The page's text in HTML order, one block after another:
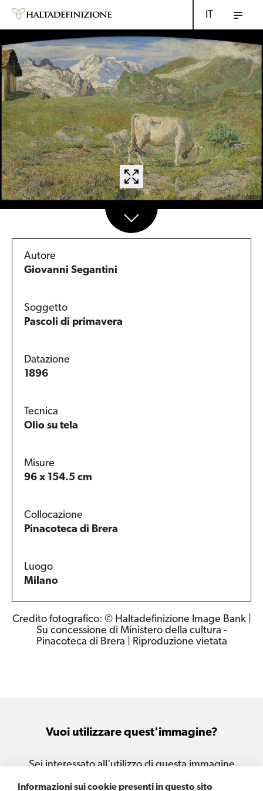
Informazioni sui cookie presenti in questo sito
IT
Autore
Giovanni Segantini
Soggetto
Pascoli di primavera
Datazione
1896
Tecnica
Olio su tela
Misure
96 x 154.5 cm
Collocazione
Pinacoteca di Brera
Luogo
Milano
Credito fotografico: © Haltadefinizione Image Bank |
Su concessione di Ministero della cultura -
Pinacoteca di Brera | Riproduzione vietata
Vuoi utilizzare quest'immagine?
Sei interessato all'utilizzo di questa immagine
per le tue attività e i tuoi progetti?